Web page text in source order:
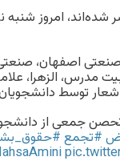
امروز شنبه
صنعتی اصفهان،
مدرس، الزهرا،
توسط
۲۸ آبان، تصویری از تحصن
#تجمع